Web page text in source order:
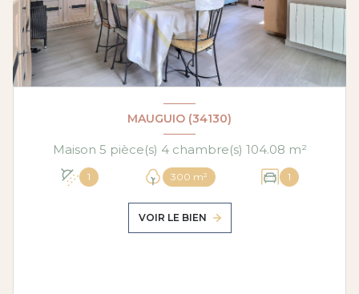
MAUGUIO (34130)
Maison 5 pièce(s) 4 chambre(s) 104.08 m²
1 300 m² 1
VOIR LE BIEN